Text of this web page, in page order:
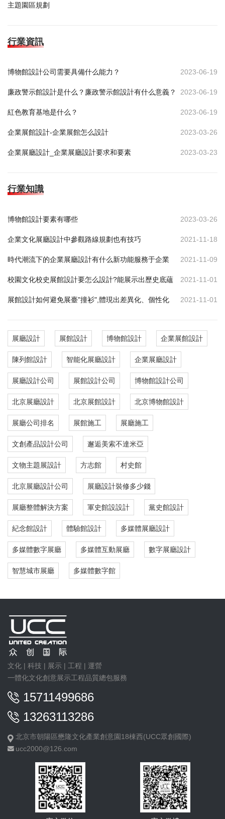
主題園區規劃
行業資訊
博物館設計公司需要具備什么能力？ 2023-06-19
廉政警示館設計是什么？廉政警示館設計有什么意義？ 2023-06-19
紅色教育基地是什么？ 2023-06-19
企業展館設計-企業展館怎么設計 2023-03-26
企業展廳設計_企業展廳設計要求和要素 2023-03-23
行業知識
博物館設計要素有哪些 2023-03-26
企業文化展廳設計中參觀路線規劃也有技巧 2021-11-18
時代潮流下的企業展廳設計有什么新功能服務于企業 2021-11-09
校園文化校史展館設計要怎么設計?能展示出歷史底蘊 2021-11-01
展館設計如何避免展臺"撞衫",體現出差異化、個性化 2021-11-01
展廳設計 展館設計 博物館設計 企業展館設計
陳列館設計 智能化展廳設計 企業展廳設計
展廳設計公司 展館設計公司 博物館設計公司
北京展廳設計 北京展館設計 北京博物館設計
展廳公司排名 展館施工 展廳施工
文創產品設計公司 邂逅美索不達米亞
文物主題展設計 方志館 村史館
北京展廳設計公司 展廳設計裝修多少錢
展廳整體解決方案 軍史館設設計 黨史館設計
紀念館設計 體驗館設計 多媒體展廳設計
多媒體數字展廳 多媒體互動展廳 數字展廳設計
智慧城市展廳 多媒體數字館
文化 | 科技 | 展示 | 工程 | 運營
一體化文化創意展示工程品質總包服務
15711499686
13263113286
北京市朝陽區懋隆文化產業創意園18棟西(UCC眾創國際)
ucc2000@126.com